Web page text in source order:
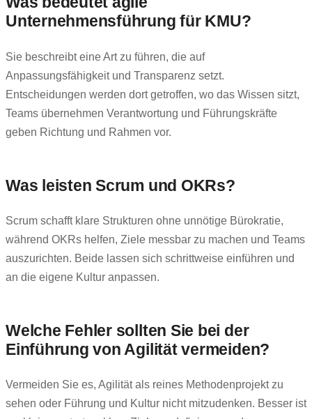
Unternehmensführung für KMU?
Sie beschreibt eine Art zu führen, die auf
Anpassungsfähigkeit und Transparenz setzt.
Entscheidungen werden dort getroffen, wo das Wissen sitzt,
Teams übernehmen Verantwortung und Führungskräfte
geben Richtung und Rahmen vor.
Was leisten Scrum und OKRs?
Scrum schafft klare Strukturen ohne unnötige Bürokratie,
während OKRs helfen, Ziele messbar zu machen und Teams
auszurichten. Beide lassen sich schrittweise einführen und
an die eigene Kultur anpassen.
Welche Fehler sollten Sie bei der
Einführung von Agilität vermeiden?
Vermeiden Sie es, Agilität als reines Methodenprojekt zu
sehen oder Führung und Kultur nicht mitzudenken. Besser ist